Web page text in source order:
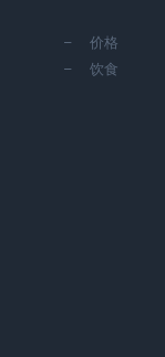
价格
饮食